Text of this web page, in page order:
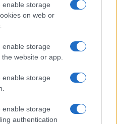
enable storage
on web or
enable storage
website or app.
enable storage
enable storage
authentication
y arrastra a las materias